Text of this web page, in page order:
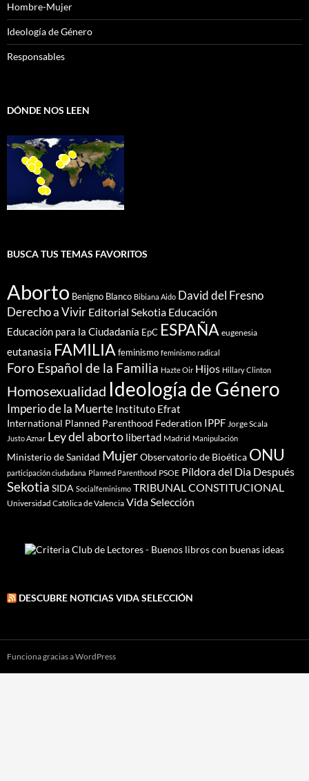
Hombre-Mujer
Ideología de Género
Responsables
DÓNDE NOS LEEN
BUSCA TUS TEMAS FAVORITOS
Aborto Benigno Blanco Bibiana Aido David del Fresno
Derecho a Vivir Editorial Sekotia Educación
Educación para la Ciudadanía EpC ESPAÑA eugenesia
eutanasia FAMILIA feminismo feminismo radical
Foro Español de la Familia Hazte Oir Hijos Hillary Clinton
Homosexualidad Ideología de Género
Imperio de la Muerte Instituto Efrat
International Planned Parenthood Federation IPPF Jorge Scala
Justo Aznar Ley del aborto libertad Madrid Manipulación
Ministerio de Sanidad MujerObservatorio de Bioética ONU
participación ciudadana Planned Parenthood PSOE Píldora del Dia Después
Sekotia SIDA Socialfeminismo TRIBUNAL CONSTITUCIONAL
Universidad Católica de Valencia Vida Selección
DESCUBRE NOTICIAS VIDA SELECCIÓN
Funciona gracias a WordPress